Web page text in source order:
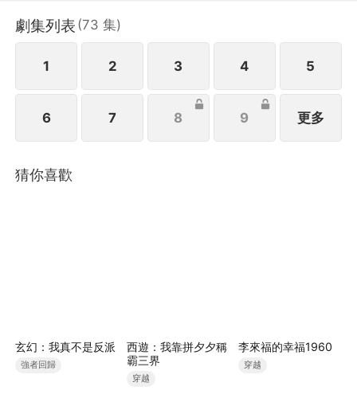
劇集列表 (73 集)
1 2 3 4 5
6 7 8 9 更多
猜你喜歡
玄幻：我真不是反派
強者回歸
西遊：我靠拼夕夕稱
霸三界
穿越
李來福的幸福1960
穿越